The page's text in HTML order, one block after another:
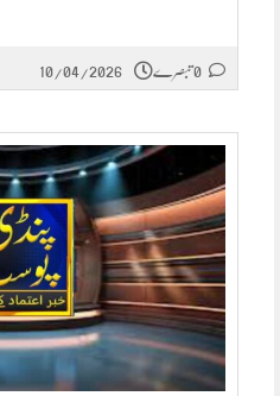
10/04/2026